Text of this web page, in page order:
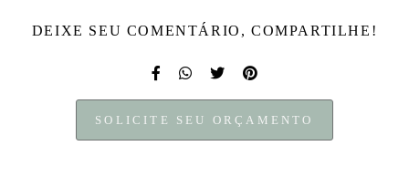
DEIXE SEU COMENTÁRIO, COMPARTILHE!
SOLICITE SEU ORÇAMENTO